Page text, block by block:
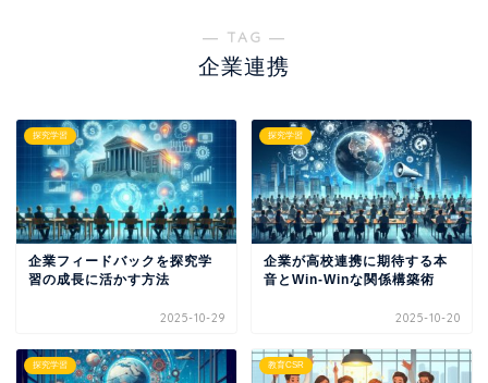
― TAG ―
企業連携
探究学習
企業フィードバックを探究学
習の成長に活かす方法
2025-10-29
探究学習
企業が高校連携に期待する本
音とWin-Winな関係構築術
2025-10-20
探究学習 教育CSR